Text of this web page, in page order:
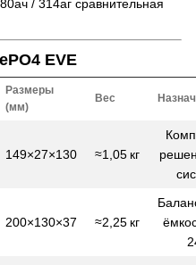
EVE
Размеры
(мм)
Вес
149×27×130 ≈1,05 кг
200×130×37 ≈2,25 кг